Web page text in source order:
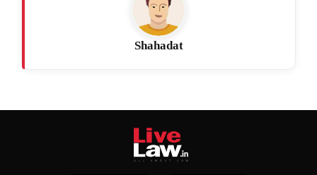
Shahadat